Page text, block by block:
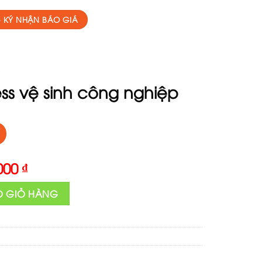
NHẬN BÁO GIÁ
vệ sinh công nghiệp
₫.
₫Current
price
is:
5,000,000 ₫.
nghiệp số lượng
GIỎ HÀNG